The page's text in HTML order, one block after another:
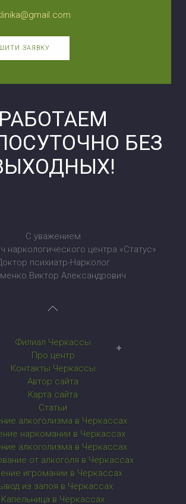
ЗАЯВКУ
РАБОТАЕМ
БЕЗ
С уважением
наркологического центра «Статус»
психиатр-Нарколог
Виктор Александрович
Филиал Черкассы
центр в Черкассах
Про центр
Контакты Черкассы
Автор сайта
Карта сайта
Статьи
алкоголизма в Черкассах
наркомании в Черкассах
алкоголизма в Черкассах
от алкоголя в Черкассах
игромании в Черкассах
из запоя в Черкассах
Капельница в Черкассах